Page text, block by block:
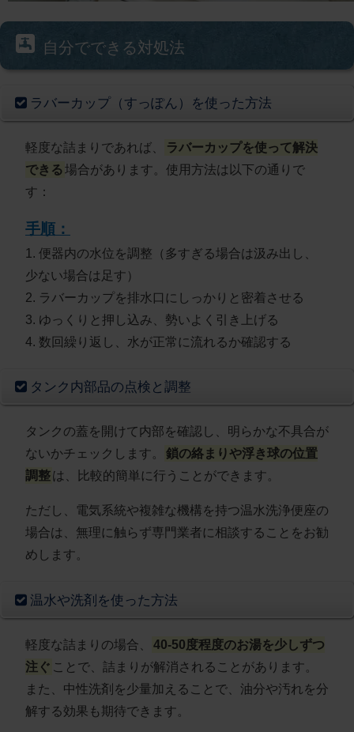
自分でできる対処法
ラバーカップ（すっぽん）を使った方法
軽度な詰まりであれば、
ラバーカップを使って解決
できる場合があります。使用方法は以下の通りで
す：
手順：
1. 便器内の水位を調整（多すぎる場合は汲み出し、
少ない場合は足す）
2. ラバーカップを排水口にしっかりと密着させる
3. ゆっくりと押し込み、勢いよく引き上げる
4. 数回繰り返し、水が正常に流れるか確認する
タンク内部品の点検と調整
タンクの蓋を開けて内部を確認し、明らかな不具合が
ないかチェックします。
鎖の絡まりや浮き球の位置
調整は、比較的簡単に行うことができます。
ただし、電気系統や複雑な機構を持つ温水洗浄便座の
場合は、無理に触らず専門業者に相談することをお勧
めします。
温水や洗剤を使った方法
軽度な詰まりの場合、
40-50度程度のお湯を少しずつ
注ぐ ことで、詰まりが解消されることがあります。
また、中性洗剤を少量加えることで、油分や汚れを分
解する効果も期待できます。